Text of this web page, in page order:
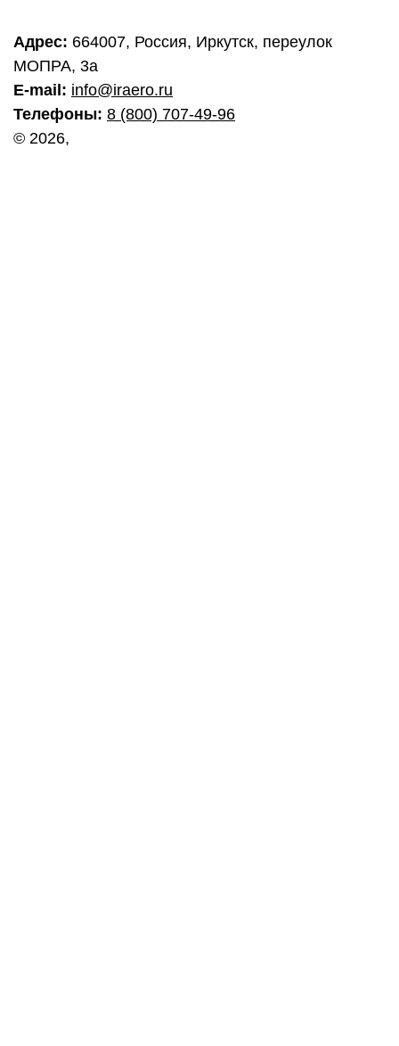
Адрес: 664007, Россия, Иркутск, переулок
МОПРА, 3а
E-mail: info@iraero.ru
Телефоны: 8 (800) 707-49-96
© 2026,